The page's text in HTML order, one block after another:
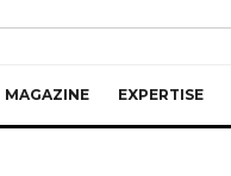
MAGAZINE EXPERTISE